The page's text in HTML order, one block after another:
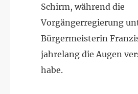
Schirm, während die
Vorgängerregierung
Bürgermeisterin
jahrelang die Augen
habe.